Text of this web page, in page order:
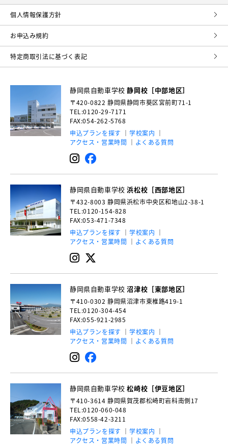
個⼈情報保護⽅針
お申込み規約
特定商取引法に基づく表記
静岡県自動車学校静岡校［中部地区］
〒420-0822 静岡県静岡市葵区宮前町71-1
TEL:0120-29-7171
FAX:054-262-5768
申込プランを探す
学校案内
アクセス・営業時間
よくある質問
静岡県自動車学校浜松校［西部地区］
〒432-8003 静岡県浜松市中央区和地山2-38-1
TEL:0120-154-828
FAX:053-471-7348
申込プランを探す
学校案内
アクセス・営業時間
よくある質問
静岡県自動車学校沼津校［東部地区］
〒410-0302 静岡県沼津市東椎路419-1
TEL:0120-304-454
FAX:055-921-2985
申込プランを探す
学校案内
アクセス・営業時間
よくある質問
静岡県自動車学校松崎校［伊豆地区］
〒410-3614 静岡県賀茂郡松崎町岩科南側17
TEL:0120-060-048
FAX:0558-42-3211
申込プランを探す
学校案内
アクセス・営業時間
よくある質問